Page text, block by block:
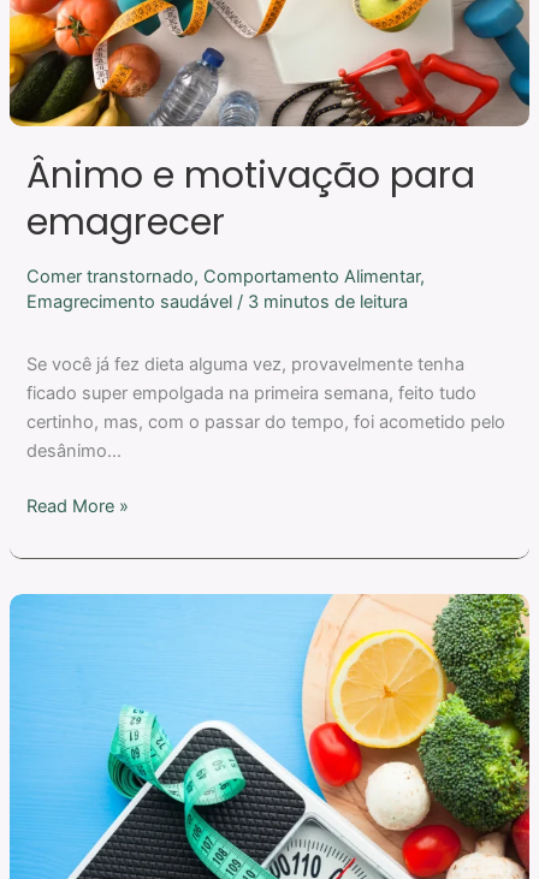
Ânimo e motivação para
emagrecer
Comer transtornado, Comportamento Alimentar,
Emagrecimento saudável / 3 minutos de leitura
Se você já fez dieta alguma vez, provavelmente tenha
ficado super empolgada na primeira semana, feito tudo
certinho, mas, com o passar do tempo, foi acometido pelo
desânimo…
Read More »